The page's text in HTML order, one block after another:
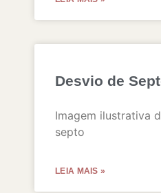
Desvio de
Imagem ilustrativa
septo
LEIA MAIS »